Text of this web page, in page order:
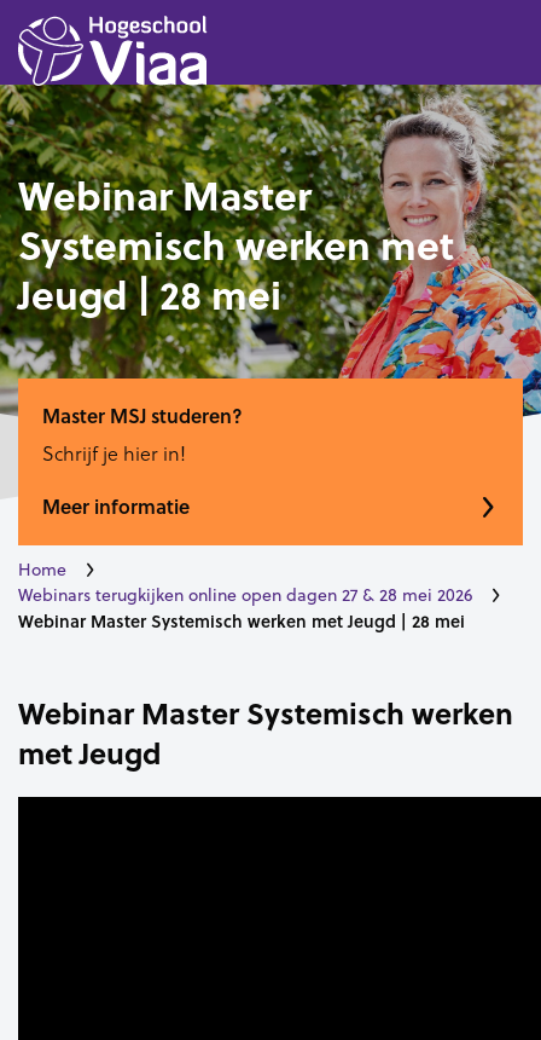
Webinar Master
Systemisch werken met
Jeugd | 28 mei
Master MSJ studeren?
Schrijf je hier in!
Meer informatie
Home
Webinars terugkijken online open dagen 27 & 28 mei 2026
Webinar Master Systemisch werken met Jeugd | 28 mei
Webinar Master Systemisch werken
met Jeugd